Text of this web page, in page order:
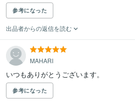
参考になった
出品者からの返信を読む
MAHARI
いつもありがとうございます。
参考になった